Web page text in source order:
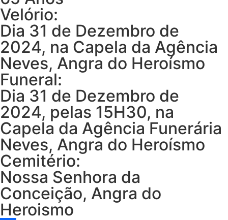
Velório:
Dia 31 de Dezembro de
2024, na Capela da Agência
Neves, Angra do Heroísmo
Funeral:
Dia 31 de Dezembro de
2024, pelas 15H30, na
Capela da Agência Funerária
Neves, Angra do Heroísmo
Cemitério:
Nossa Senhora da
Conceição, Angra do
Heroismo